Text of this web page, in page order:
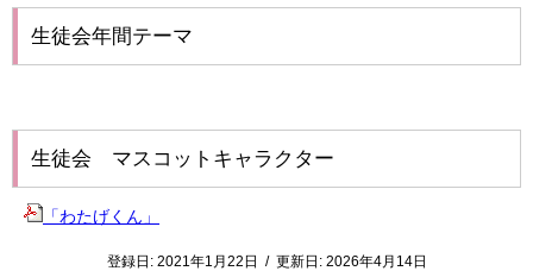
生徒会年間テーマ
生徒会 マスコットキャラクター
「わたげくん」
登録日: 2021年1月22日 / 更新日: 2026年4月14日